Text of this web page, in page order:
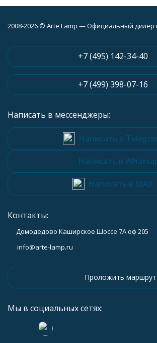
2008-2026 © Arte Lamp — Официальный дилер
+7 (495) 142-34-40
+7 (499) 398-07-16
Написать в мессенджеры:
Написать в
Написать в
Написать в MAX
Контакты:
Домодедово Каширское Шоссе 7А оф 205
info@arte-lamp.ru
Проложить маршрут
Мы в социальных сетях: